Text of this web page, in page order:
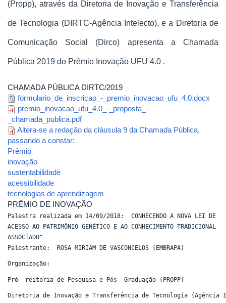
(Propp), através da Diretoria de Inovação e Transferência
de Tecnologia (DIRTC-Agência Intelecto), e a Diretoria de
Comunicação Social (Dirco) apresenta a Chamada
Pública 2019 do Prêmio Inovação UFU 4.0 .
CHAMADA PÚBLICA DIRTC/2019
formulario_de_inscricao_-_premio_inovacao_ufu_4.0.docx
premio_inovacao_ufu_4.0_-_proposta_-
_chamada_publica.pdf
Altera-se a redação da cláusula 9 da Chamada Pública,
passando a constar:
Prêmio
inovação
sustentabilidade
acessibilidade
tecnologias de aprendizagem
PRÊMIO DE INOVAÇÃO
Palestra realizada em 14/09/2018: CONHECENDO A NOVA LEI DE
ACESSO AO PATRIMÔNIO GENÉTICO E AO CONHECIMENTO TRADICIONAL
ASSOCIADO"
Palestrante: ROSA MIRIAM DE VASCONCELOS (EMBRAPA)
Organização:
Pró- reitoria de Pesquisa e Pós- Graduação (PROPP)
Diretoria de Inovação e Transferência de Tecnologia (Agência